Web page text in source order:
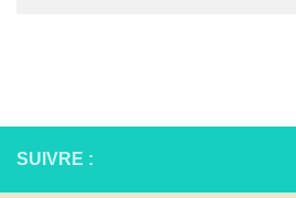
SUIVRE :